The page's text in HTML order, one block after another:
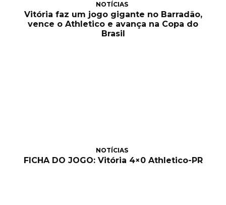
NOTÍCIAS
Vitória faz um jogo gigante no Barradão,
vence o Athletico e avança na Copa do
Brasil
NOTÍCIAS
FICHA DO JOGO: Vitória 4×0 Athletico-PR